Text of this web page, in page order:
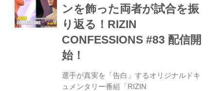
ンを飾った両者が試合を振
り返る！RIZIN
CONFESSIONS #83 配信開
始！
選手が真実を「告白」するオリジナルドキ
ュメンタリー番組「RIZIN